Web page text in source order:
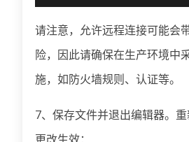
请注意，允许远程连接可能会
险，因此请确保在生产环境中
施，如防火墙规则、认证等。
7、保存文件并退出编辑器。